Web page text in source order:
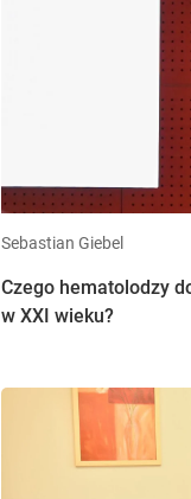
Sebastian Giebel
Czego hematolodzy
w XXI wieku?